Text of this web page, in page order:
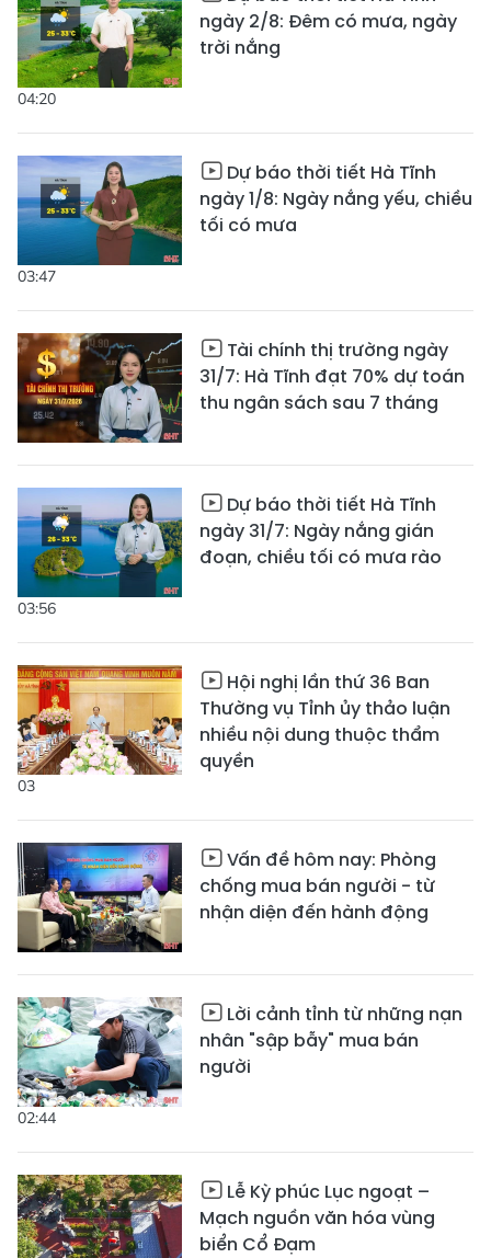
04:20
ngày 2/8: Đêm có mưa, ngày
trời nắng
03:47
Dự báo thời tiết Hà Tĩnh
ngày 1/8: Ngày nắng yếu, chiều
tối có mưa
Tài chính thị trường ngày
31/7: Hà Tĩnh đạt 70% dự toán
thu ngân sách sau 7 tháng
03:56
Dự báo thời tiết Hà Tĩnh
ngày 31/7: Ngày nắng gián
đoạn, chiều tối có mưa rào
03
Hội nghị lần thứ 36 Ban
Thường vụ Tỉnh ủy thảo luận
nhiều nội dung thuộc thẩm
quyền
Vấn đề hôm nay: Phòng
chống mua bán người - từ
nhận diện đến hành động
02:44
Lời cảnh tỉnh từ những nạn
nhân "sập bẫy" mua bán
người
Lễ Kỳ phúc Lục ngoạt –
Mạch nguồn văn hóa vùng
biển Cổ Đạm